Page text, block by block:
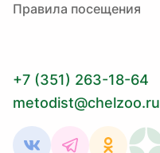
Правила посещения
+7 (351) 263-18-64
metodist@chelzoo.ru